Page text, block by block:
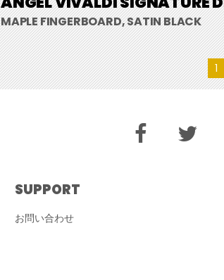
MAPLE FINGERBOARD, SATIN BLACK
1
SUPPORT
お問い合わせ